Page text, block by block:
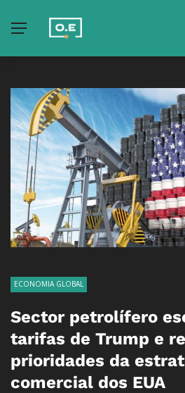
ECONOMIA GLOBAL
Sector petrolífero
tarifas de Trump e
prioridades da
comercial dos EUA